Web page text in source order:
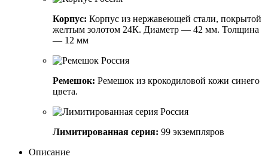
Корпус: Корпус из нержавеющей стали, покрытой
желтым золотом 24К. Диаметр — 42 мм. Толщина
— 12 мм
Ремешок: Ремешок из крокодиловой кожи синего
цвета.
Лимитированная серия: 99 экземпляров
Описание